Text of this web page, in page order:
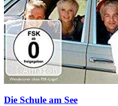
Die Schule am See